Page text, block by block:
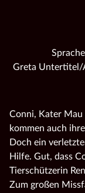
Greta Untertitel/
Conni, Kater
kommen auch
Doch ein
Hilfe. Gut, dass
Tierschützerin
Zum großen